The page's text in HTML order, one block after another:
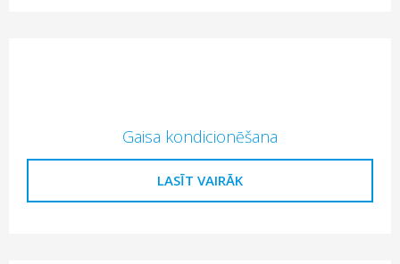
Gaisa kondicionēšana
LASĪT VAIRĀK